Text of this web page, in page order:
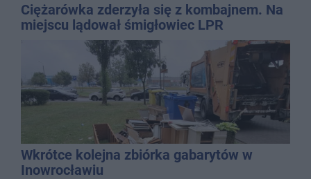
Ciężarówka zderzyła się z kombajnem. Na
miejscu lądował śmigłowiec LPR
Wkrótce kolejna zbiórka gabarytów w
Inowrocławiu